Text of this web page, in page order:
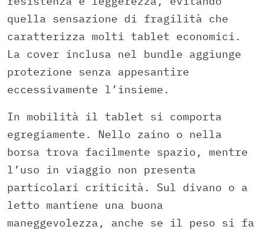
quella sensazione di fragilità che
caratterizza molti tablet economici.
La cover inclusa nel bundle aggiunge
protezione senza appesantire
eccessivamente l’insieme.
In mobilità il tablet si comporta
egregiamente. Nello zaino o nella
borsa trova facilmente spazio, mentre
l’uso in viaggio non presenta
particolari criticità. Sul divano o a
letto mantiene una buona
maneggevolezza, anche se il peso si fa